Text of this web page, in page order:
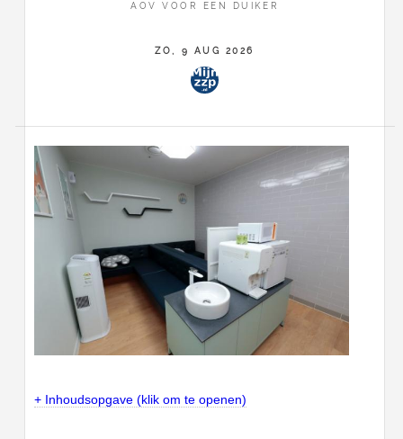
AOV VOOR EEN DUIKER
ZO, 9 AUG 2026
+ Inhoudsopgave (klik om te openen)